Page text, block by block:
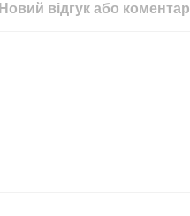
Новий відгук або коментар